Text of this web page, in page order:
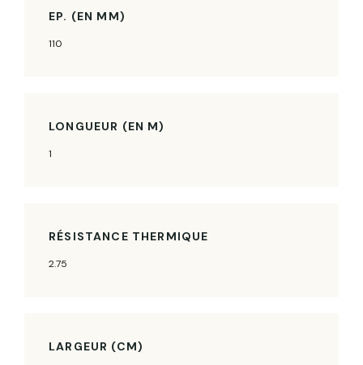
EP. (EN MM)
110
LONGUEUR (EN M)
1
RÉSISTANCE THERMIQUE
2.75
LARGEUR (CM)